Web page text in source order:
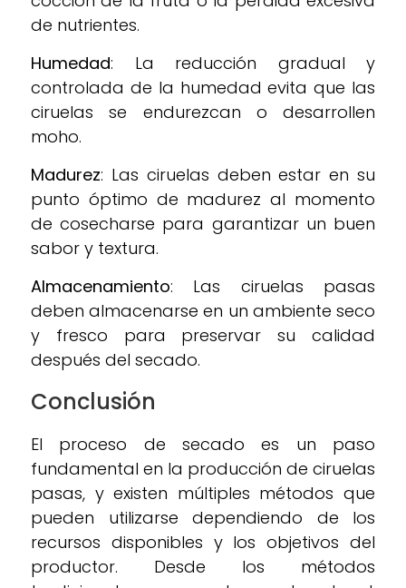
de nutrientes.
Humedad: La reducción gradual y
controlada de la humedad evita que las
ciruelas se endurezcan o desarrollen
moho.
Madurez: Las ciruelas deben estar en su
punto óptimo de madurez al momento
de cosecharse para garantizar un buen
sabor y textura.
Almacenamiento: Las ciruelas pasas
deben almacenarse en un ambiente seco
y fresco para preservar su calidad
después del secado.
Conclusión
El proceso de secado es un paso
fundamental en la producción de ciruelas
pasas, y existen múltiples métodos que
pueden utilizarse dependiendo de los
recursos disponibles y los objetivos del
productor. Desde los métodos